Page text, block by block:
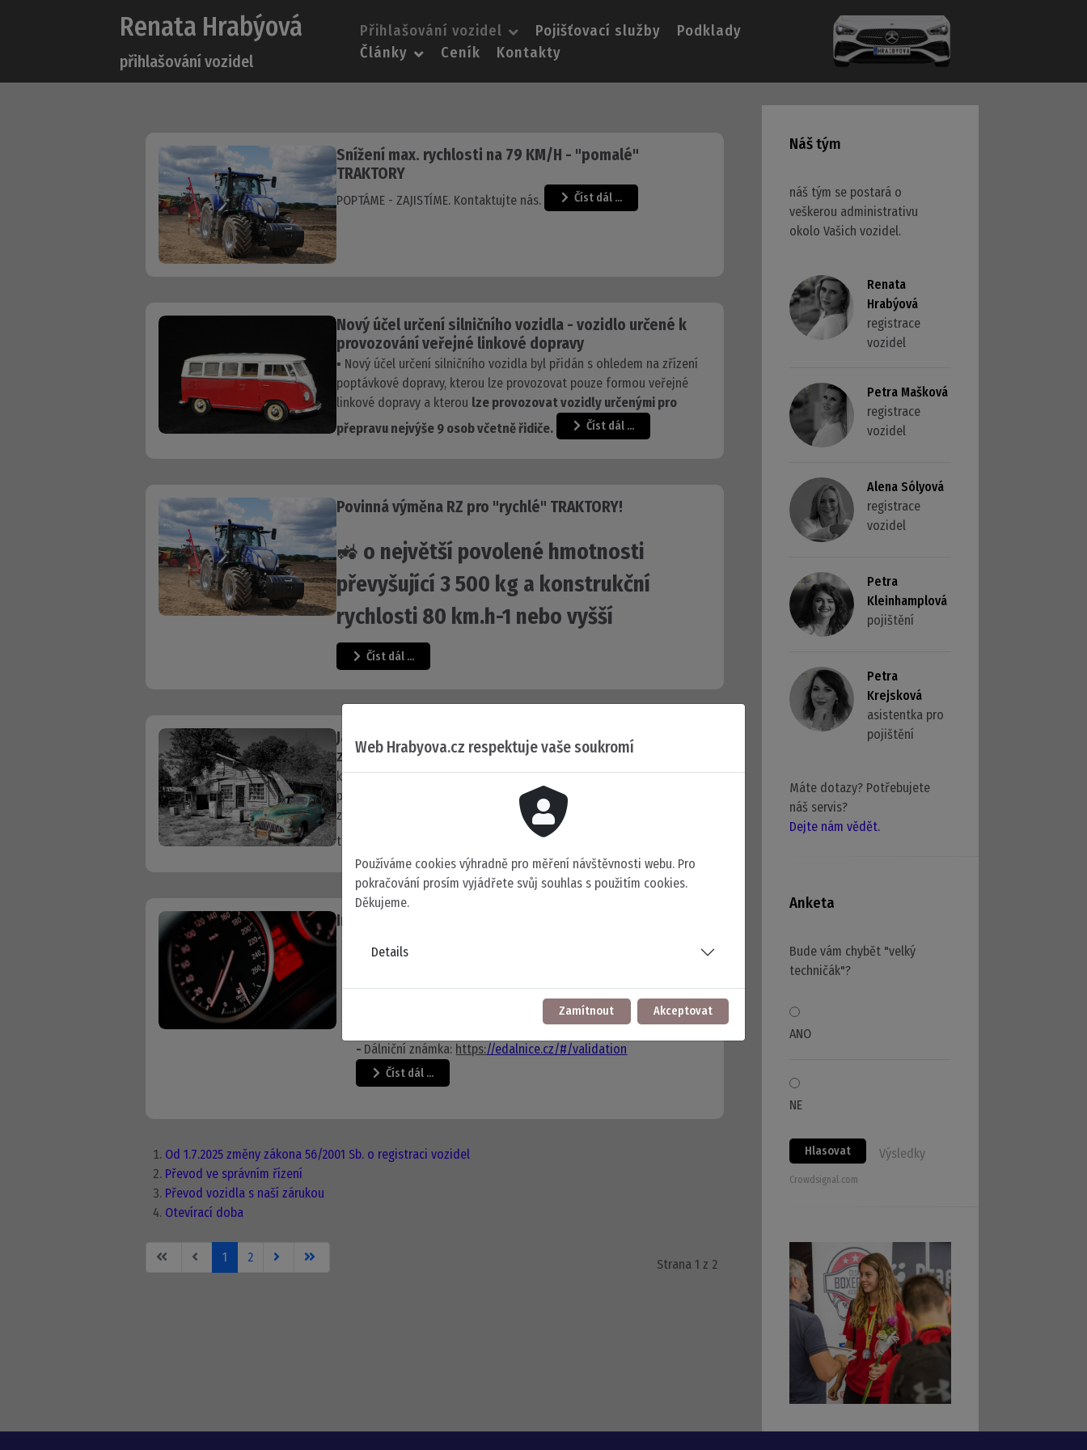
Renata Hrabýová
přihlašování vozidel
Přihlašování vozidel Pojišťovací služby
Podklady
Články
Ceník Kontakty
Snížení max. rychlosti na 79 KM/H - "pomalé"
TRAKTORY
POPTÁME - ZAJISTÍME. Kontaktujte nás. Číst dál …
Nový účel určení silničního vozidla - vozidlo určené k
provozování veřejné linkové dopravy
▪ Nový účel určení silničního vozidla byl přidán s ohledem na zřízení
poptávkové dopravy, kterou lze provozovat pouze formou veřejné
linkové dopravy a kterou lze provozovat vozidly určenými pro
přepravu nejvýše 9 osob včetně řidiče.
Číst dál …
Povinná výměna RZ pro "rychlé" TRAKTORY!
🚜 o největší povolené hmotnosti
převyšující 3 500 kg a konstrukční
rychlosti 80 km.h-1 nebo vyšší
Číst dál …
Jak je to od 1.7.2025 s platností evidenční kontroly?
ZMĚNA PLATNOSTI EVIDENČNÍ KONTROLY - "od provedení evidenční
kontroly ke dni podání žádosti nebo oznámení neuplynula lhůta pro
první nebo následnou pravidelnou technickou prohlídku podle tohoto
zákona nebo, jde-li o vozidlo, které nepodléhá pravidelným
technickým prohlídkám, neuplynuly 4 roky".
Informace o vozidle - odkazy, které hledáte ?
Jaký je termín další STK ?
- Portál občana:https://obcan.portal.gov.cz/prihlaseni
https://portaldopravy.cz/login
https://www.dataovozidlech.cz/
- Dálniční známka: https://edalnice.cz/#/validation
Číst dál …
Od 1.7.2025 změny zákona 56/2001 Sb. o registraci vozidel
Převod ve správním řízení
Převod vozidla s naší zárukou
Otevírací doba
Strana 1 z 2
1 2
Náš tým
náš tým se postará o
veškerou administrativu
okolo Vašich vozidel.
Renata
Hrabýová
registrace
vozidel
Petra Mašková
registrace
vozidel
Alena Sólyová
registrace
vozidel
Petra
Kleinhamplová
pojištění
Petra
Krejsková
asistentka pro
pojištění
Máte dotazy? Potřebujete
náš servis?
Dejte nám vědět.
Anketa
Bude vám chybět "velký
techničák"?
ANO
NE
Hlasovat Výsledky
Crowdsignal.com
Web Hrabyova.cz respektuje vaše soukromí
Používáme cookies výhradně pro měření návštěvnosti webu. Pro
pokračování prosím vyjádřete svůj souhlas s použitím cookies.
Děkujeme.
Details
Zamítnout Akceptovat